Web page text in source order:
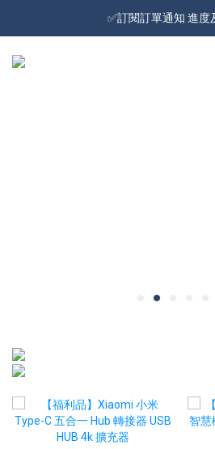
加入會員就送100元購物金 | 全
✅訂閱訂單通知 進度
加入會員就送100元購物金 | 全